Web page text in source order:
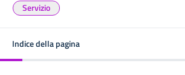
Servizio
Indice della pagina